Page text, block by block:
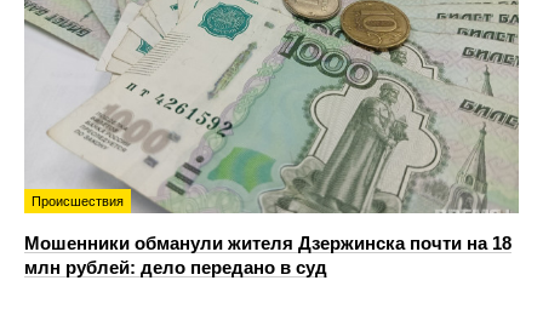
Происшествия
Мошенники обманули жителя Дзержинска почти на 18
млн рублей: дело передано в суд